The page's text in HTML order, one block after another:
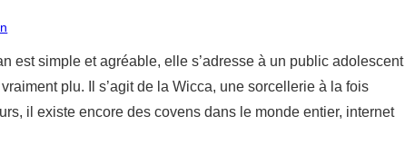
est simple et agréable, elle s’adresse à un public adolescent
plu. Il s’agit de la Wicca, une sorcellerie à la fois
il existe encore des covens dans le monde entier, internet